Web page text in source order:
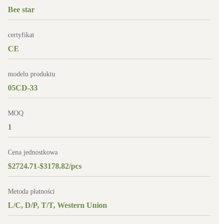
Bee star
certyfikat
CE
modelu produktu
05CD-33
MOQ
1
Cena jednostkowa
$2724.71-$3178.82/pcs
Metoda płatności
L/C, D/P, T/T, Western Union